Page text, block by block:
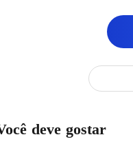
deve gostar